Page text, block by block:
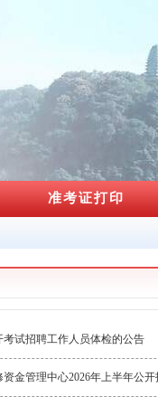
准考证打印
试招聘工作人员体检的公告
金管理中心2026年上半年公